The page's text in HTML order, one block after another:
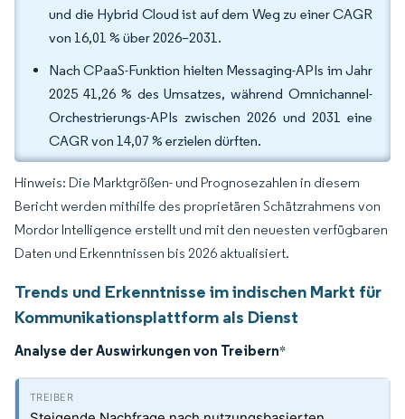
und die Hybrid Cloud ist auf dem Weg zu einer CAGR
von 16,01 % über 2026–2031.
Nach CPaaS-Funktion hielten Messaging-APIs im Jahr
2025 41,26 % des Umsatzes, während Omnichannel-
Orchestrierungs-APIs zwischen 2026 und 2031 eine
CAGR von 14,07 % erzielen dürften.
Hinweis: Die Marktgrößen- und Prognosezahlen in diesem
Bericht werden mithilfe des proprietären Schätzrahmens von
Mordor Intelligence erstellt und mit den neuesten verfügbaren
Daten und Erkenntnissen bis 2026 aktualisiert.
Trends und Erkenntnisse im indischen Markt für
Kommunikationsplattform als Dienst
Analyse der Auswirkungen von Treibern*